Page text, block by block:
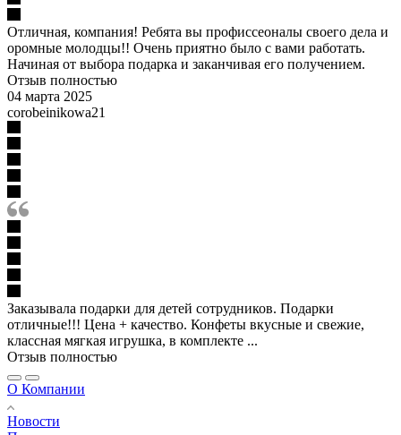
Отличная, компания! Ребята вы профиссеоналы своего дела и
оромные молодцы!! Очень приятно было с вами работать.
Начиная от выбора подарка и заканчивая его получением.
Отзыв полностью
04 марта 2025
corobeinikowa21
Заказывала подарки для детей сотрудников. Подарки
отличные!!! Цена + качество. Конфеты вкусные и свежие,
классная мягкая игрушка, в комплекте ...
Отзыв полностью
О Компании
Новости